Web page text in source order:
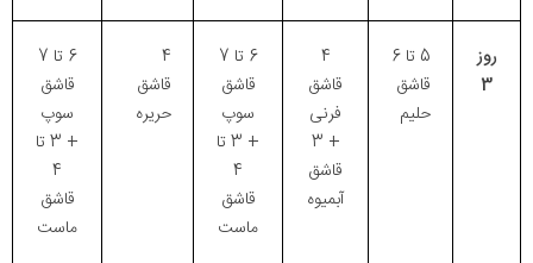
روز
3
5 تا 6
قاشق
حلیم
4
قاشق
فرنی
+ 3
قاشق
آبمیوه
6 تا 7
قاشق
سوپ
+ 3 تا
4
قاشق
ماست
4
قاشق
حریره
6 تا 7
قاشق
سوپ
+ 3 تا
4
قاشق
ماست